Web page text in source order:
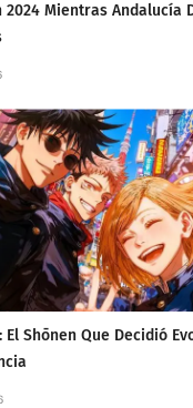
2024 Mientras Andalucía
El Shōnen Que Decidió